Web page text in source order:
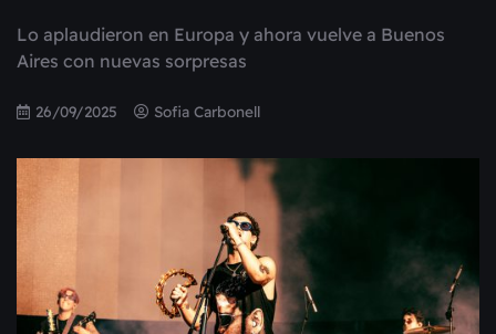
Lo aplaudieron en Europa y ahora vuelve a Buenos
Aires con nuevas sorpresas
26/09/2025 Sofia Carbonell